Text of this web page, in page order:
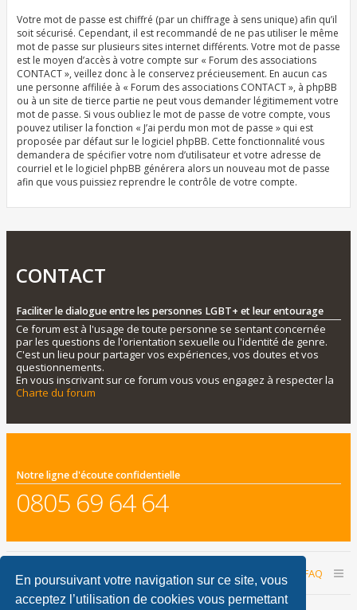
En poursuivant votre navigation sur ce site, vous
acceptez l’utilisation de cookies vous permettant
Votre mot de passe est chiffré (par un chiffrage à sens unique) afin qu’il
soit sécurisé. Cependant, il est recommandé de ne pas utiliser le même
mot de passe sur plusieurs sites internet différents. Votre mot de passe
est le moyen d’accès à votre compte sur « Forum des associations
CONTACT », veillez donc à le conservez précieusement. En aucun cas
une personne affiliée à « Forum des associations CONTACT », à phpBB
ou à un site de tierce partie ne peut vous demander légitimement votre
mot de passe. Si vous oubliez le mot de passe de votre compte, vous
pouvez utiliser la fonction « J’ai perdu mon mot de passe » qui est
proposée par défaut sur le logiciel phpBB. Cette fonctionnalité vous
demandera de spécifier votre nom d’utilisateur et votre adresse de
courriel et le logiciel phpBB générera alors un nouveau mot de passe
afin que vous puissiez reprendre le contrôle de votre compte.
CONTACT
Faciliter le dialogue entre les personnes LGBT+ et leur entourage
Ce forum est à l'usage de toute personne se sentant concernée
par les questions de l'orientation sexuelle ou l'identité de genre.
C'est un lieu pour partager vos expériences, vos doutes et vos
questionnements.
En vous inscrivant sur ce forum vous vous engagez à respecter la
Charte du forum
Notre ligne d'écoute confidentielle
0805 69 64 64
Accueil du forum FAQ
Nous contacter